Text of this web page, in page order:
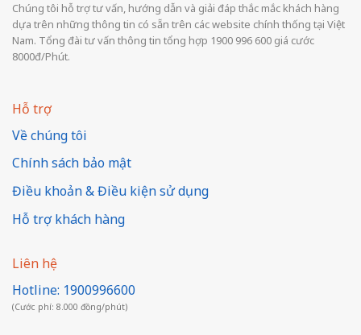
Chúng tôi hỗ trợ tư vấn, hướng dẫn và giải đáp thắc mắc khách hàng
dựa trên những thông tin có sẵn trên các website chính thống tại Việt
Nam. Tổng đài tư vấn thông tin tổng hợp 1900 996 600 giá cước
8000đ/Phút.
Hỗ trợ
Về chúng tôi
Chính sách bảo mật
Điều khoản & Điều kiện sử dụng
Hỗ trợ khách hàng
Liên hệ
Hotline: 1900996600
(Cước phí: 8.000 đồng/phút)